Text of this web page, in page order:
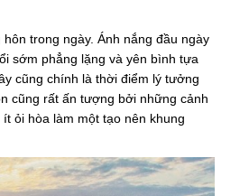
trong ngày. Ánh nắng đầu ngày
sớm phẳng lặng và yên bình tựa
cũng chính là thời điểm lý tưởng
cũng rất ấn tượng bởi những cảnh
ỏi hòa làm một tạo nên khung